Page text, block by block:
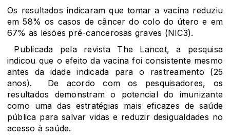
Os resultados indicaram que tomar a vacina reduziu
em 58% os casos de câncer do colo do útero e em
67% as lesões pré-cancerosas graves (NIC3).
Publicada pela revista The Lancet, a pesquisa
indicou que o efeito da vacina foi consistente mesmo
antes da idade indicada para o rastreamento (25
anos). De acordo com os pesquisadores, os
resultados demonstram o potencial do imunizante
como uma das estratégias mais eficazes de saúde
pública para salvar vidas e reduzir desigualdades no
acesso à saúde.